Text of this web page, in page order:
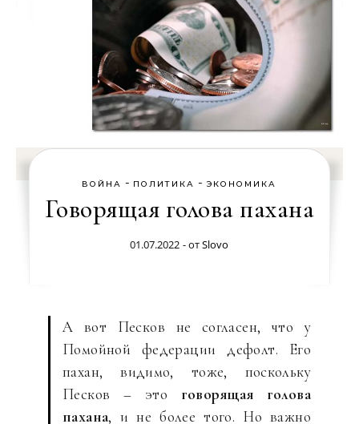
ВОЙНА - ПОЛИТИКА - ЭКОНОМИКА
Говорящая голова пахана
01.07.2022 - отSlovo
А вот Песков не согласен, что у
Помойной федерации дефолт. Его
пахан, видимо, тоже, поскольку
Песков – это говорящая голова
пахана, и не более того. Но важно